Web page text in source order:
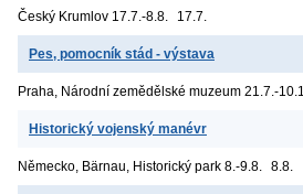
Český Krumlov 17.7.-8.8. 17.7.
Pes, pomocník stád - výstava
Praha, Národní zemědělské muzeum 21.7.-10.1.
Historický vojenský manévr
Německo, Bärnau, Historický park 8.-9.8. 8.8.